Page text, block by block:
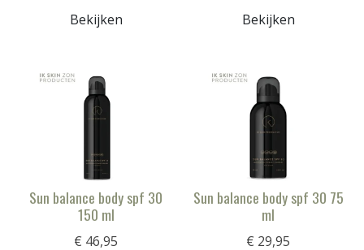
Bekijken
Bekijken
Sun balance body spf 30
150 ml
€ 46,95
Sun balance body spf 30 75
ml
€ 29,95